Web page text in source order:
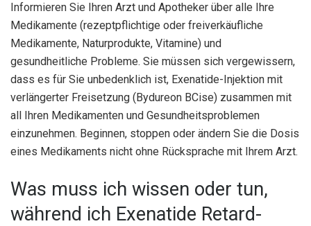
Informieren Sie Ihren Arzt und Apotheker über alle Ihre
Medikamente (rezeptpflichtige oder freiverkäufliche
Medikamente, Naturprodukte, Vitamine) und
gesundheitliche Probleme. Sie müssen sich vergewissern,
dass es für Sie unbedenklich ist, Exenatide-Injektion mit
verlängerter Freisetzung (Bydureon BCise) zusammen mit
all Ihren Medikamenten und Gesundheitsproblemen
einzunehmen. Beginnen, stoppen oder ändern Sie die Dosis
eines Medikaments nicht ohne Rücksprache mit Ihrem Arzt.
Was muss ich wissen oder tun,
während ich Exenatide Retard-